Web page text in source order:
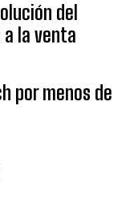
del
a la venta
por menos de